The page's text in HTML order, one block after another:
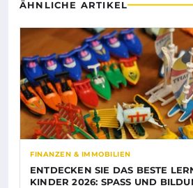
ÄHNLICHE ARTIKEL
FINANZEN & IMMOBILIEN
ENTDECKEN SIE DAS BESTE
KINDER 2026: SPASS UND